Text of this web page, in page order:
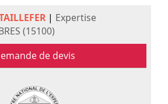
| Expertise
(15100)
de devis